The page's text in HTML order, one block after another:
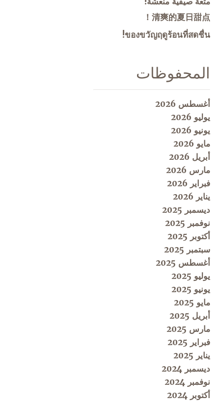
清爽的夏日甜点！
ของขวัญฤดูร้อนที่สดชื่น!
المحفوظات
أغسطس 2026
يوليو 2026
يونيو 2026
مايو 2026
أبريل 2026
مارس 2026
فبراير 2026
يناير 2026
ديسمبر 2025
نوفمبر 2025
أكتوبر 2025
سبتمبر 2025
أغسطس 2025
يوليو 2025
يونيو 2025
مايو 2025
أبريل 2025
مارس 2025
فبراير 2025
يناير 2025
ديسمبر 2024
نوفمبر 2024
أكتوبر 2024